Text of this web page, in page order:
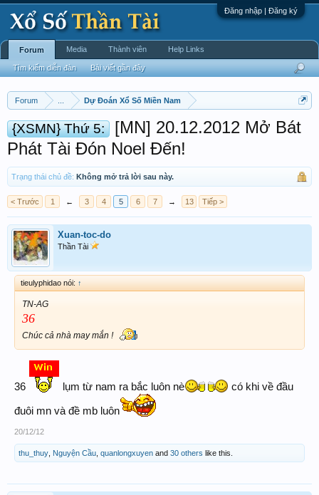
Đăng nhập | Đăng ký
Forum Dự Đoán Xổ Số Miền Nam
{XSMN} Thứ 5:
[MN] 20.12.2012 Mở Bát
Phát Tài Đón Noel Đến!
Trạng thái chủ đề: Không mở trả lời sau này.
< Trước 1 ← 3 4 5 6 7 → 13 Tiếp >
Xuan-toc-do
Thần Tài
tieulyphidao nói: ↑
TN-AG
36
Chúc cả nhà may mắn !
36 lụm từ nam ra bắc luôn nè có khi về đầu
đuôi mn và đề mb luôn
20/12/12
thu_thuy Nguyện Cầu quanlongxuyen and 30 others like this.
Forum
Tìm kiếm diễn đàn Bài viết gần đây
Media Thành viên Help Links